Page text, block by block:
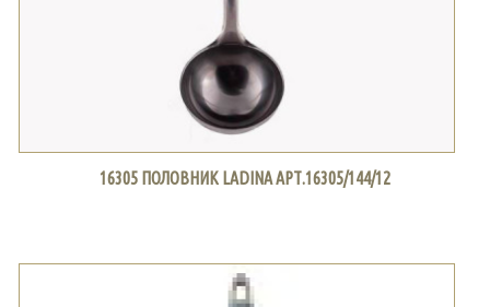
16305 ПОЛОВНИК LADINA АРТ.16305/144/12